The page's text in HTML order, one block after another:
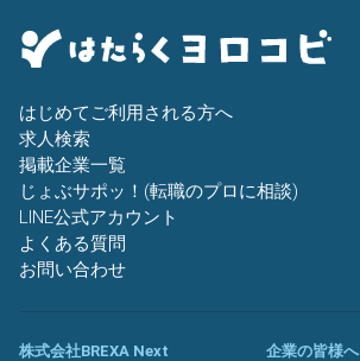
はじめてご利用される方へ
求人検索
掲載企業一覧
じょぶサポッ！(転職のプロに相談)
LINE公式アカウント
よくある質問
お問い合わせ
株式会社BREXA Next
企業の皆様へ